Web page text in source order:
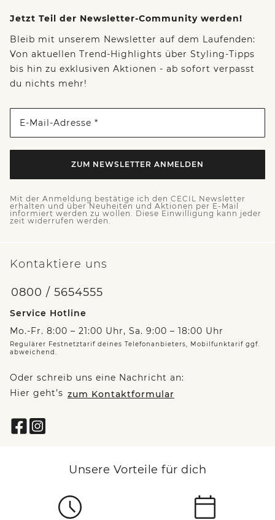
Jetzt Teil der Newsletter-Community werden!
Bleib mit unserem Newsletter auf dem Laufenden:
Von aktuellen Trend-Highlights über Styling-Tipps
bis hin zu exklusiven Aktionen - ab sofort verpasst
du nichts mehr!
E-Mail-Adresse *
ZUM NEWSLETTER ANMELDEN
Mit der Anmeldung bestätige ich den CECIL Newsletter
erhalten und über Neuheiten und Aktionen per E-Mail
informiert werden zu wollen. Diese Einwilligung kann jeder
zeit widerrufen werden.
Kontaktiere uns
0800 / 5654555
Service Hotline
Mo.-Fr. 8:00 – 21:00 Uhr, Sa. 9:00 – 18:00 Uhr
Regulärer Festnetztarif deines Telefonanbieters, Mobilfunktarif ggf.
abweichend.
Oder schreib uns eine Nachricht an:
Hier geht’s zum Kontaktformular
Unsere Vorteile für dich